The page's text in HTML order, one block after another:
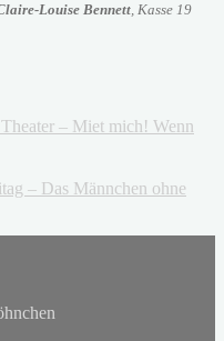
Louise Bennett, Kasse 19
– Miet mich! Wenn
– Das Männchen ohne